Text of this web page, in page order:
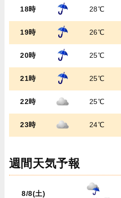
18時 28℃
19時 26℃
20時 25℃
21時 25℃
22時 25℃
23時 24℃
週間天気予報
8/8(土)